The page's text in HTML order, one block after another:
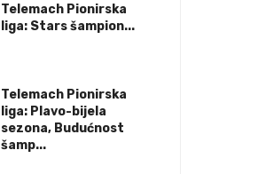
Telemach Pionirska
liga: Stars šampion...
Telemach Pionirska
liga: Plavo-bijela
sezona, Budućnost
šamp...